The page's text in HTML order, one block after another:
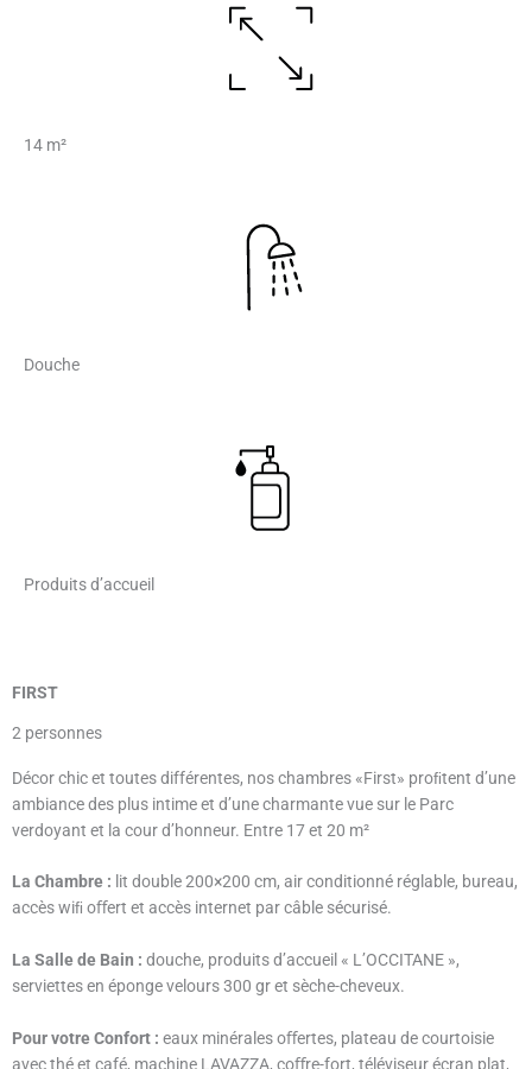
14 m²
Douche
Produits d’accueil
FIRST
2 personnes
Décor chic et toutes différentes, nos chambres «First» proﬁtent d’une
ambiance des plus intime et d’une charmante vue sur le Parc
verdoyant et la cour d’honneur. Entre 17 et 20 m²
La Chambre : lit double 200×200 cm, air conditionné réglable, bureau,
accès wiﬁ oﬀert et accès internet par câble sécurisé.
La Salle de Bain : douche, produits d’accueil « L’OCCITANE »,
serviettes en éponge velours 300 gr et sèche-cheveux.
Pour votre Confort : eaux minérales oﬀertes, plateau de courtoisie
avec thé et café, machine LAVAZZA, coﬀre-fort, téléviseur écran plat,